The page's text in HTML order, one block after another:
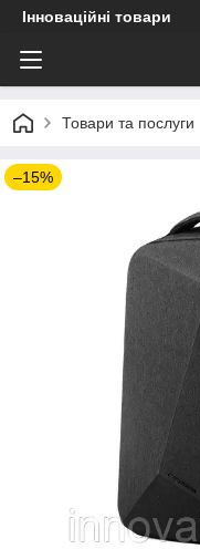
Інноваційні товари
Товари та послуги
–15%